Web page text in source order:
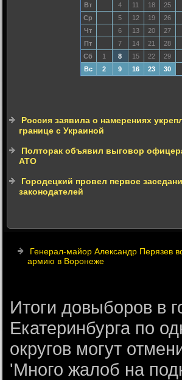
Вт
4 11 18
25
Ср
5 12 19
26
Чт
6 13 20
27
Пт
7 14 21
28
Сб
1 8 15 22
29
Вс
2 9 16 23 30
Россия заявила о намерениях
границе с Украиной
Полторак объявил выговор
АТО
Городецкий провел первое
законодателей
Генерал-майор Александр Перязев
армию в Воронеже
Итоги довыборов в
Екатеринбурга по
округов могут
'Много жалоб на